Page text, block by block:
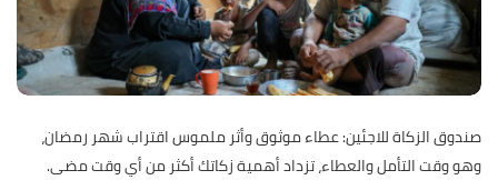
صندوق الزكاة للاجئين: عطاء موثوق وأثر ملموس اقتراب شهر رمضان،
وهو وقت التأمل والعطاء، تزداد أهمية زكاتك أكثر من أي وقت مضى.